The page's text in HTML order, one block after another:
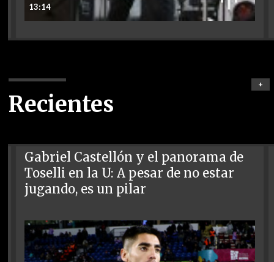
13:14
Recientes
+
Gabriel Castellón y el panorama de
Toselli en la U: A pesar de no estar
jugando, es un pilar